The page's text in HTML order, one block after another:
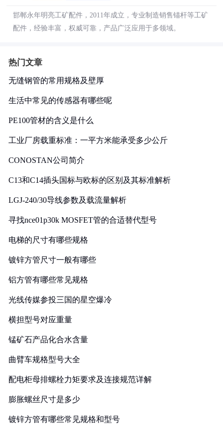
邯郸永年明亮工矿配件，2011年成立，专业制造销售锚杆等工矿
配件，经验丰富，权威可靠，产品广泛应用于多领域。
热门文章
无缝钢管的常用规格及壁厚
生活中常见的传感器有哪些呢
PE100管材的含义是什么
工业厂房载重标准：一平方米能承受多少公斤
CONOSTAN公司简介
C13和C14插头国标与欧标的区别及其标准解析
LGJ-240/30导线参数及载流量解析
寻找nce01p30k MOSFET管的合适替代型号
电梯的尺寸有哪些规格
镀锌方管尺寸一般有哪些
铝方管有哪些常见规格
光线传媒参投三国的星空爆冷
横担型号对应重量
锰矿石产品化合水含量
曲臂车规格型号大全
配电柜母排螺栓力矩要求及连接规范详解
膨胀螺丝尺寸是多少
镀锌方管有哪些常见规格和型号